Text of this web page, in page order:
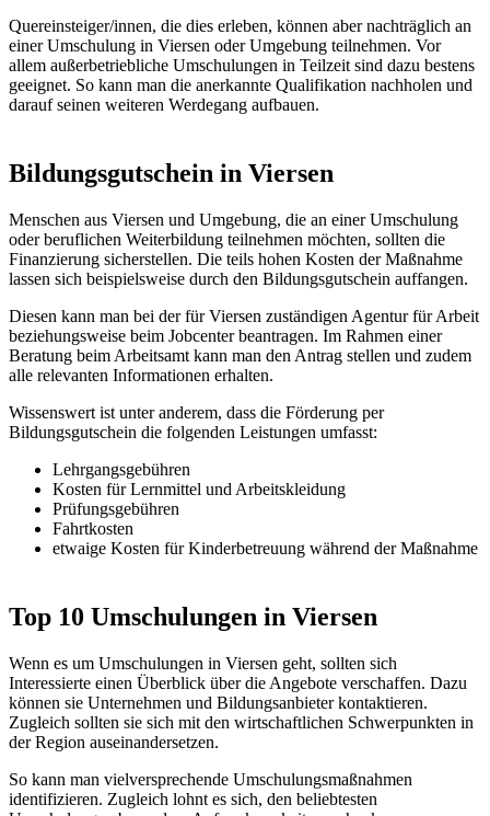
Quereinsteiger/innen, die dies erleben, können aber nachträglich an
einer Umschulung in Viersen oder Umgebung teilnehmen. Vor
allem außerbetriebliche Umschulungen in Teilzeit sind dazu bestens
geeignet. So kann man die anerkannte Qualifikation nachholen und
darauf seinen weiteren Werdegang aufbauen.
Bildungsgutschein in Viersen
Menschen aus Viersen und Umgebung, die an einer Umschulung
oder beruflichen Weiterbildung teilnehmen möchten, sollten die
Finanzierung sicherstellen. Die teils hohen Kosten der Maßnahme
lassen sich beispielsweise durch den Bildungsgutschein auffangen.
Diesen kann man bei der für Viersen zuständigen Agentur für Arbeit
beziehungsweise beim Jobcenter beantragen. Im Rahmen einer
Beratung beim Arbeitsamt kann man den Antrag stellen und zudem
alle relevanten Informationen erhalten.
Wissenswert ist unter anderem, dass die Förderung per
Bildungsgutschein die folgenden Leistungen umfasst:
Lehrgangsgebühren
Kosten für Lernmittel und Arbeitskleidung
Prüfungsgebühren
Fahrtkosten
etwaige Kosten für Kinderbetreuung während der Maßnahme
Top 10 Umschulungen in Viersen
Wenn es um Umschulungen in Viersen geht, sollten sich
Interessierte einen Überblick über die Angebote verschaffen. Dazu
können sie Unternehmen und Bildungsanbieter kontaktieren.
Zugleich sollten sie sich mit den wirtschaftlichen Schwerpunkten in
der Region auseinandersetzen.
So kann man vielversprechende Umschulungsmaßnahmen
identifizieren. Zugleich lohnt es sich, den beliebtesten